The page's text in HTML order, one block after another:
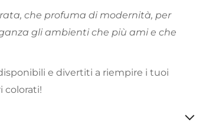
che profuma di modernità, per
gli ambienti che più ami e che
e divertiti a riempire i tuoi
colorati!